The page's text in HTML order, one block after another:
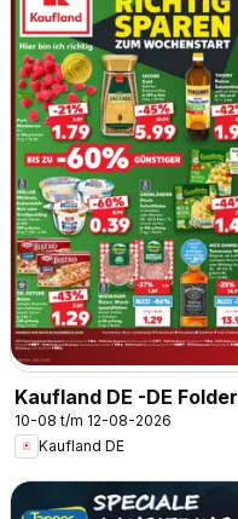
Kaufland DE -DE Folder
10-08 t/m 12-08-2026
Kaufland DE